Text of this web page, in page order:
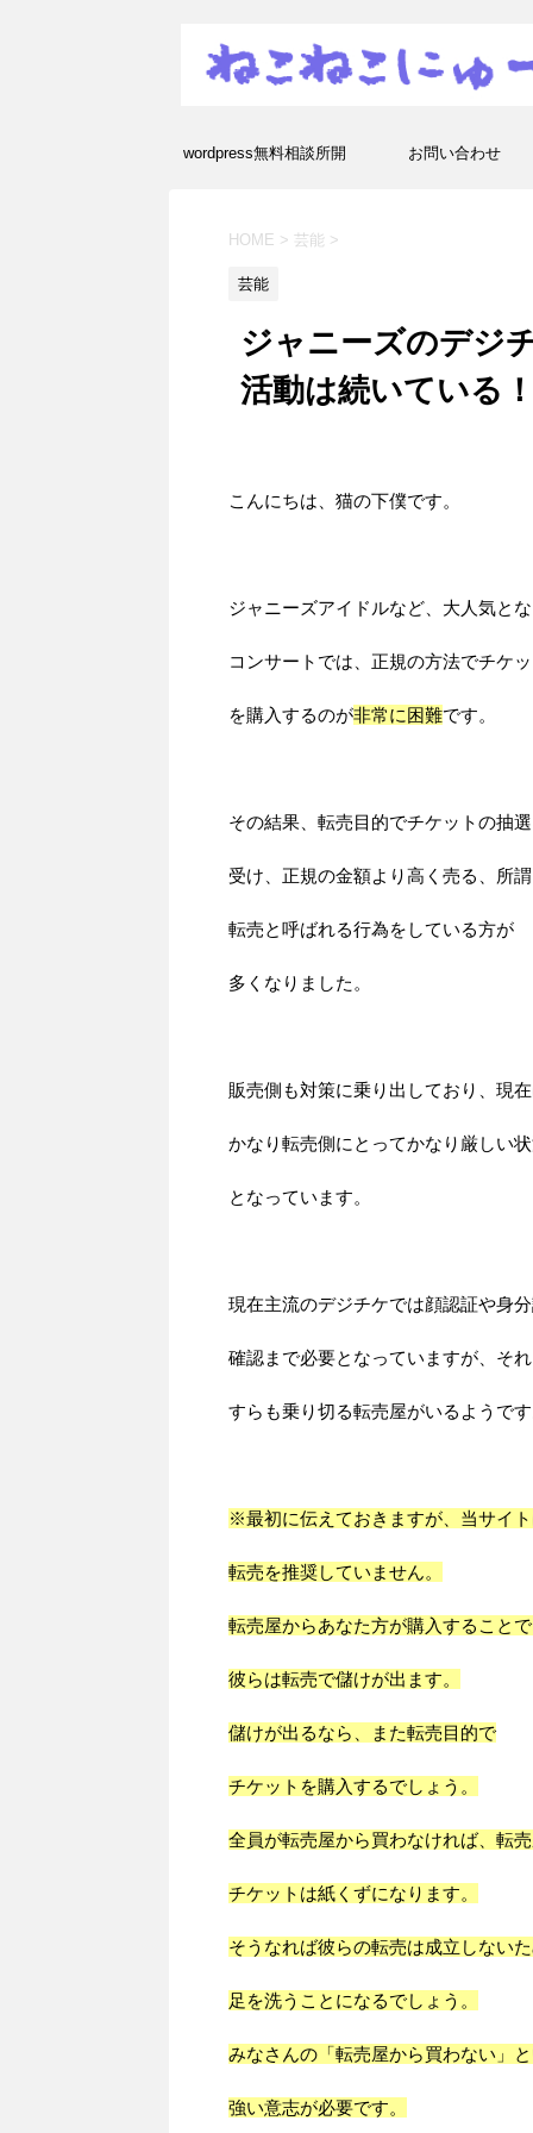
wordpress無料相談所開
ます！
お問い合わせ
HOME > 芸能 >
芸能
ジャニーズのデジ
活動は続いている！
こんにちは、猫の下僕です。
ジャニーズアイドルなど、大人気とな
コンサートでは、正規の方法でチケッ
を購入するのが非常に困難です。
その結果、転売目的でチケットの抽
受け、正規の金額より高く売る、所謂
転売と呼ばれる行為をしている方が
多くなりました。
販売側も対策に乗り出しており、現
かなり転売側にとってかなり厳しい状
となっています。
現在主流のデジチケでは顔認証や身
確認まで必要となっていますが、それ
すらも乗り切る転売屋がいるようです
※最初に伝えておきますが、当サイ
転売を推奨していません。
転売屋からあなた方が購入することで
彼らは転売で儲けが出ます。
儲けが出るなら、また転売目的で
チケットを購入するでしょう。
全員が転売屋から買わなければ、転
チケットは紙くずになります。
そうなれば彼らの転売は成立しないた
足を洗うことになるでしょう。
みなさんの「転売屋から買わない」と
強い意志が必要です。